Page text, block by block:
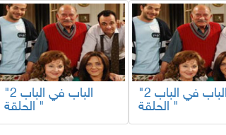
"الباب في الباب 2
الحلقة "
"الباب في الباب 2
الحلقة "